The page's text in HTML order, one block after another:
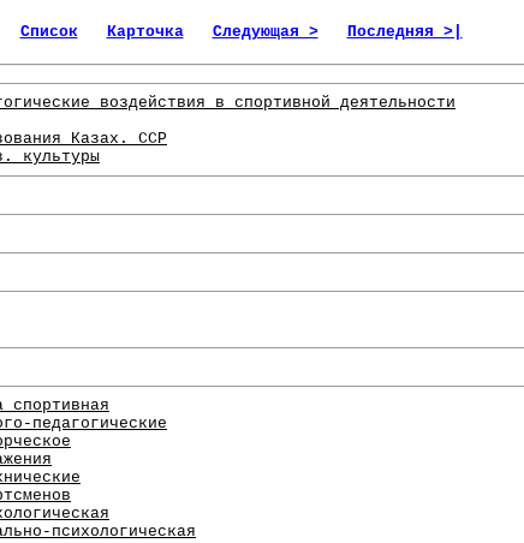
Список Карточка Следующая > Последняя >|
воздействия в спортивной деятельности
Казах. ССР
культуры
спортивная
педагогические
психологическая